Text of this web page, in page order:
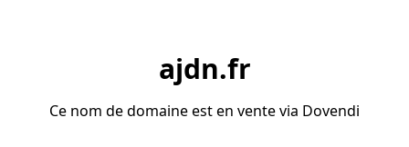
ajdn.fr
Ce nom de domaine est en vente via Dovendi